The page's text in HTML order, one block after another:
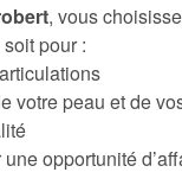
, vous
pour :
votre peau et de
opportunité